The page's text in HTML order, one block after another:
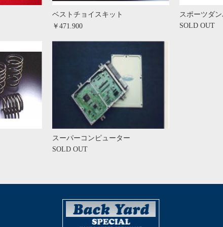
ベストチョイスキット
￥471.900
スポーツダ
SOLD OUT
スーパーコンピューター
SOLD OUT